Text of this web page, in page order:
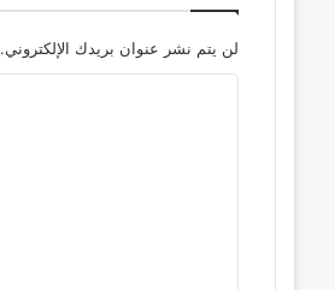
لن يتم نشر عنوان بريدك الإلكتروني.